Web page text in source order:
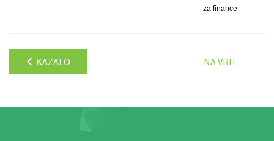
za finance
KAZALO NA VRH